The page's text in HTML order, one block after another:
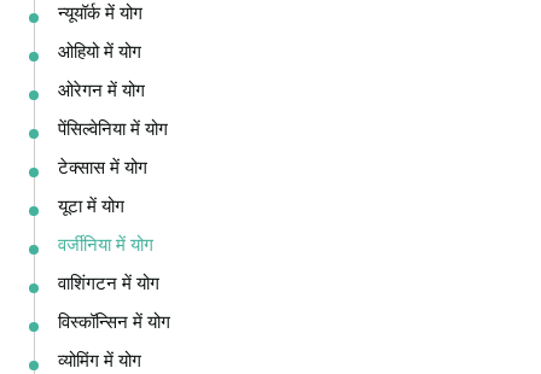
न्यूयॉर्क में योग
ओहियो में योग
ओरेगन में योग
पेंसिल्वेनिया में योग
टेक्सास में योग
यूटा में योग
वर्जीनिया में योग
वाशिंगटन में योग
विस्कॉन्सिन में योग
व्योमिंग में योग